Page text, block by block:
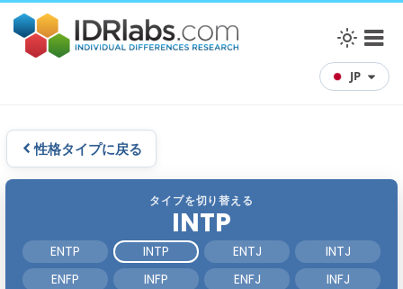
JP
性格タイプに戻る
タイプを切り替える
INTP
ENTP INTP ENTJ
INTJ
ENFP
INFP ENFJ
INFJ